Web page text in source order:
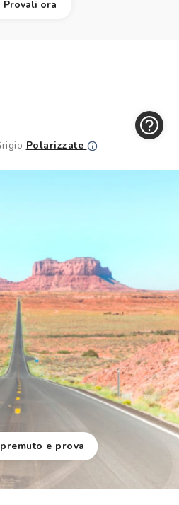
test della vista gratuito
Provali ora
Polarizzate
e prova